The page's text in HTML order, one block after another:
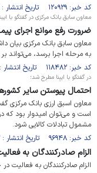
کد خبر: ۱۲۰۹۲۹ تاریخ انتشار : ۱۳۹۹/۱۰/۱۱
معاون سابق بانک مرکزی در گفتگو با
ضرورت رفع موانع اجرای
معاون سابق بانک مرکزی بیان
به مرحله اجرا برسد، می‌تواند
کد خبر: ۱۱۸۴۸۲ تاریخ انتشار : ۱۳۹۹/۰۷/۱۴
در گفتگو با ایبِنا مطرح شد؛
احتمال پیوستن سایر
معاون اسبق ارزی بانک مرکزی
است و می‌توان امیدوار بود که
مشمول تبادلات کالایی شود.
کد خبر: ۹۶۹۴۸ تاریخ انتشار : ۱۳۹۷/۱۱/۲۳
الزام صادرکنندگان به
الزام صادرکنندگان به فعالیت